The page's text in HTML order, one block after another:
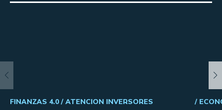
FINANZAS 4.0 / ATENCION INVERSORES /